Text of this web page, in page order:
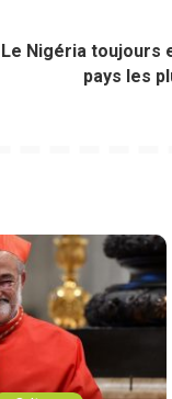
Le Nigéria toujours
pays les